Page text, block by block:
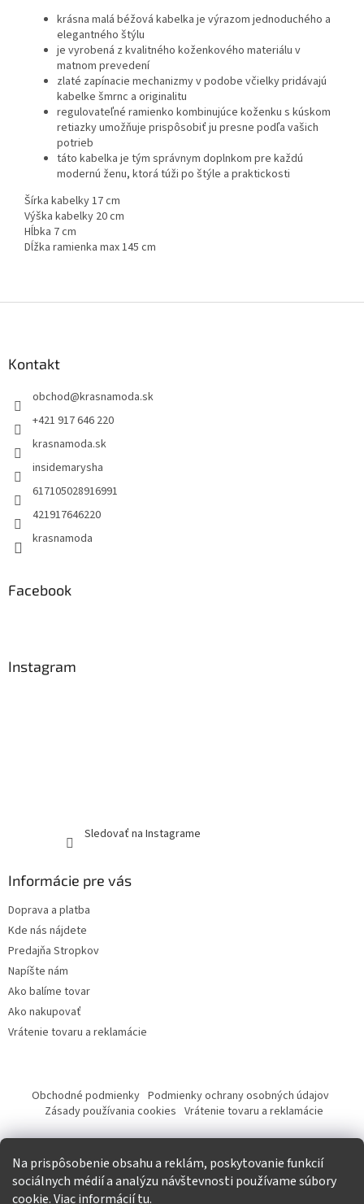
Na prispôsobenie obsahu a reklám, poskytovanie funkcií
sociálnych médií a analýzu návštevnosti používame súbory
cookie. Viac informáciítu.
krásna malá béžová kabelka je výrazom jednoduchého a
elegantného štýlu
je vyrobená z kvalitného koženkového materiálu v
matnom prevedení
zlaté zapínacie mechanizmy v podobe včielky pridávajú
kabelke šmrnc a originalitu
regulovateľné ramienko kombinujúce koženku s kúskom
retiazky umožňuje prispôsobiť ju presne podľa vašich
potrieb
táto kabelka je tým správnym doplnkom pre každú
modernú ženu, ktorá túži po štýle a praktickosti
Šírka kabelky 17 cm
Výška kabelky 20 cm
Hĺbka 7 cm
Dĺžka ramienka max 145 cm
Kontakt
obchod@krasnamoda.sk
+421 917 646 220
krasnamoda.sk
insidemarysha
617105028916991
421917646220
krasnamoda
Facebook
Instagram
Sledovať na Instagrame
Informácie pre vás
Doprava a platba
Kde nás nájdete
Predajňa Stropkov
Napíšte nám
Ako balíme tovar
Ako nakupovať
Vrátenie tovaru a reklamácie
Obchodné podmienky Podmienky ochrany osobných údajov
Zásady používania cookies Vrátenie tovaru a reklamácie
Tvorba eshopu a SEO optimalizácia